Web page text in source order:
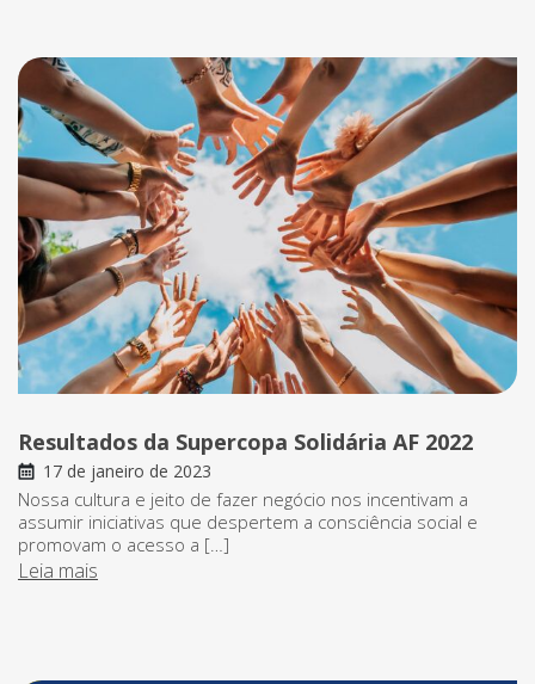
Resultados da Supercopa Solidária AF 2022
17 de janeiro de 2023
Nossa cultura e jeito de fazer negócio nos incentivam a
assumir iniciativas que despertem a consciência social e
promovam o acesso a […]
Leia mais